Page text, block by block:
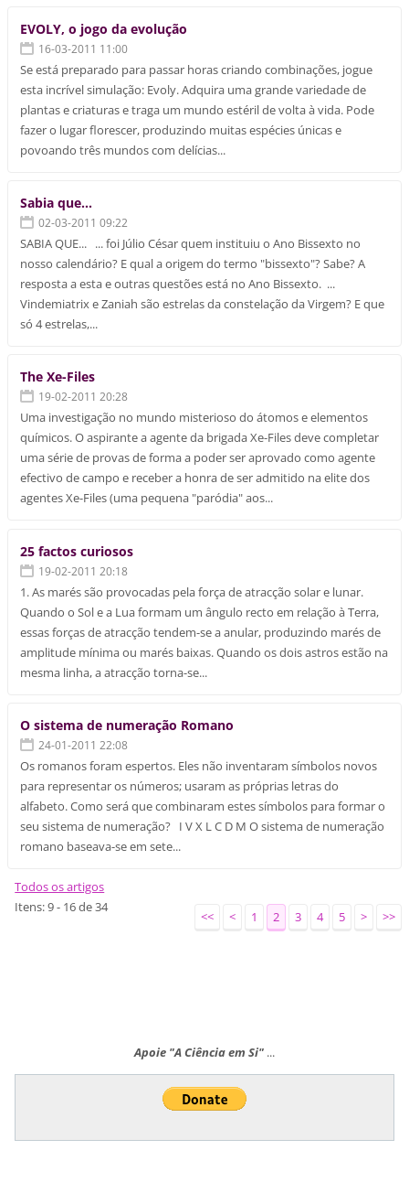
EVOLY, o jogo da evolução
16-03-2011 11:00
Se está preparado para passar horas criando combinações, jogue
esta incrível simulação: Evoly. Adquira uma grande variedade de
plantas e criaturas e traga um mundo estéril de volta à vida. Pode
fazer o lugar florescer, produzindo muitas espécies únicas e
povoando três mundos com delícias...
Sabia que...
02-03-2011 09:22
SABIA QUE... ... foi Júlio César quem instituiu o Ano Bissexto no
nosso calendário? E qual a origem do termo "bissexto"? Sabe? A
resposta a esta e outras questões está no Ano Bissexto. ...
Vindemiatrix e Zaniah são estrelas da constelação da Virgem? E que
só 4 estrelas,...
The Xe-Files
19-02-2011 20:28
Uma investigação no mundo misterioso do átomos e elementos
químicos. O aspirante a agente da brigada Xe-Files deve completar
uma série de provas de forma a poder ser aprovado como agente
efectivo de campo e receber a honra de ser admitido na elite dos
agentes Xe-Files (uma pequena "paródia" aos...
25 factos curiosos
19-02-2011 20:18
1. As marés são provocadas pela força de atracção solar e lunar.
Quando o Sol e a Lua formam um ângulo recto em relação à Terra,
essas forças de atracção tendem-se a anular, produzindo marés de
amplitude mínima ou marés baixas. Quando os dois astros estão na
mesma linha, a atracção torna-se...
O sistema de numeração Romano
24-01-2011 22:08
Os romanos foram espertos. Eles não inventaram símbolos novos
para representar os números; usaram as próprias letras do
alfabeto. Como será que combinaram estes símbolos para formar o
seu sistema de numeração? I V X L C D M O sistema de numeração
romano baseava-se em sete...
Todos os artigos
Itens: 9 - 16 de 34
<< < 1 2 3 4 5 > >>
Apoie "A Ciência em Si" ...